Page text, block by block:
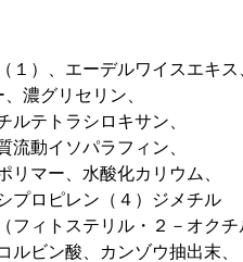
）、エーデルワイスエキス
濃グリセリン、
テトラシロキサン、
動イソパラフィン、
マー、水酸化カリウム、
プロピレン（４）ジメチル
フィトステリル・２－オクチ
ビン酸、カンゾウ抽出末、